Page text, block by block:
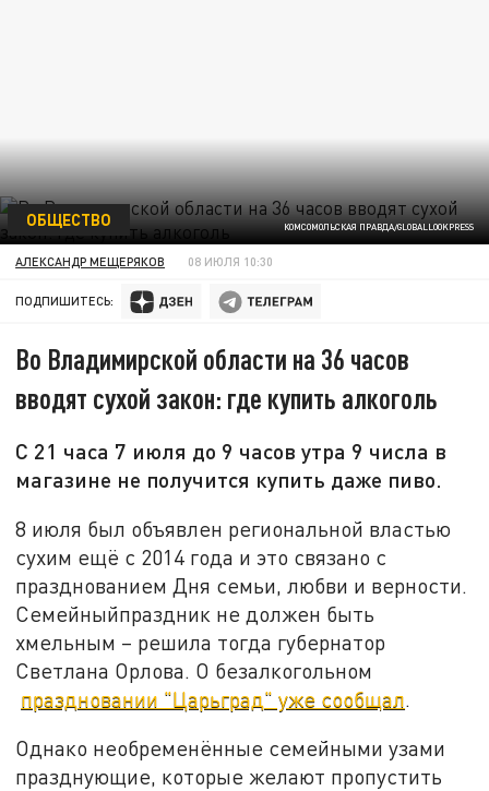
КОМСОМОЛЬСКАЯ ПРАВДА/GLOBALLOOKPRESS
ОБЩЕСТВО
АЛЕКСАНДР МЕЩЕРЯКОВ 08 ИЮЛЯ 10:30
ПОДПИШИТЕСЬ:
Во Владимирской области на 36 часов
вводят сухой закон: где купить алкоголь
С 21 часа 7 июля до 9 часов утра 9 числа в
магазине не получится купить даже пиво.
8 июля был объявлен региональной властью
сухим ещё с 2014 года и это связано с
празднованием Дня семьи, любви и верности.
Семейныйпраздник не должен быть
хмельным – решила тогда губернатор
Светлана Орлова. О безалкогольном
праздновании "Царьград" уже сообщал.
Однако необременённые семейными узами
празднующие, которые желают пропустить